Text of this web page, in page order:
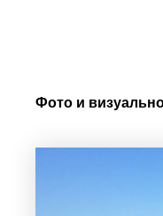
Фото и